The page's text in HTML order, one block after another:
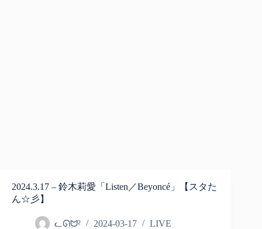
2024.3.17 – 鈴木莉愛「Listen／Beyoncé」【スタた
ん☆彡】
ᓚᘏᗢ² 2024-03-17 LIVE